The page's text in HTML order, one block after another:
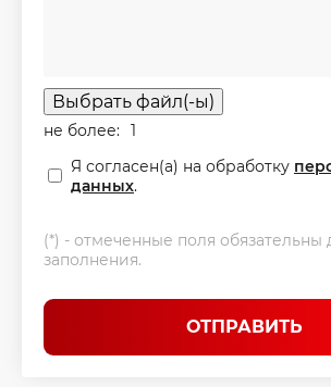
Выбрать файл(-ы)
не более:
1
Я согласен(а) на обработку
данных.
(*) - отмеченные поля обязательны
заполнения.
ОТПРАВИТЬ